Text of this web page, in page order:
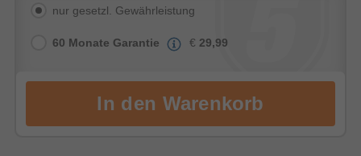
nur gesetzl. Gewährleistung
60 Monate Garantie € 29,99